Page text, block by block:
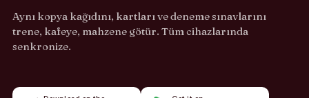
Aynı kopya kağıdını, kartları ve deneme sınavlarını
trene, kafeye, mahzene götür. Tüm cihazlarında
senkronize.